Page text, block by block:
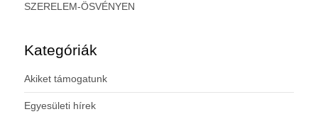
SZERELEM-ÖSVÉNYEN
Kategóriák
Akiket támogatunk
Egyesületi hírek